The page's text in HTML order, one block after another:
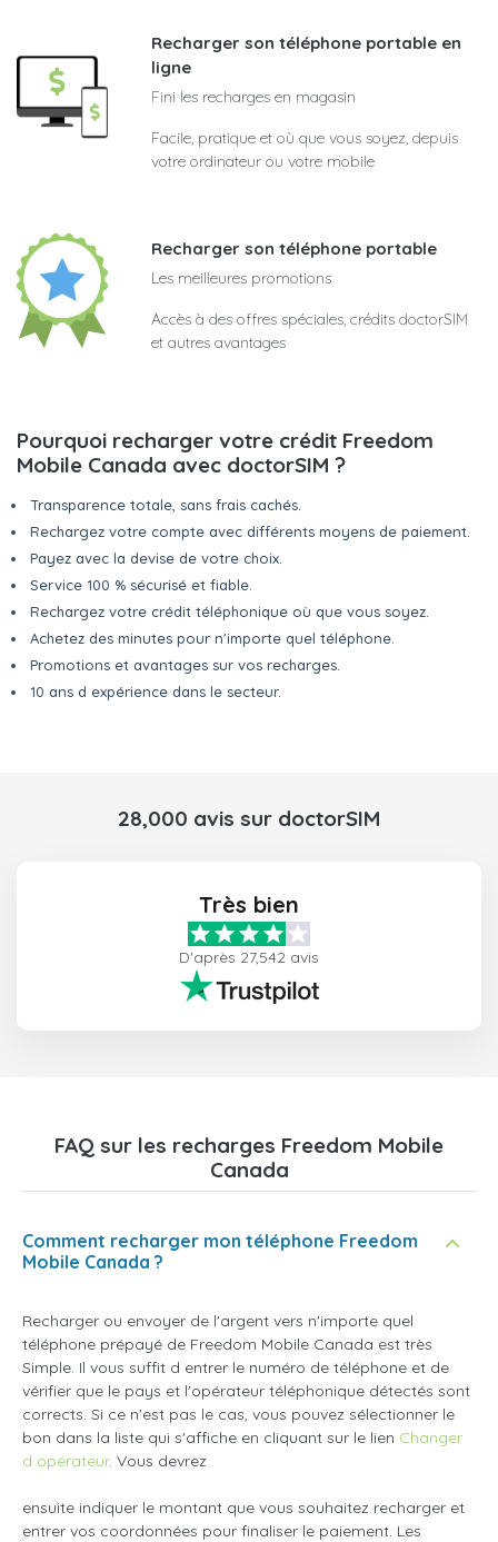
Recharger son téléphone portable en
ligne
Fini les recharges en magasin
Facile, pratique et où que vous soyez, depuis
votre ordinateur ou votre mobile
Recharger son téléphone portable
Les meilleures promotions
Accès à des offres spéciales, crédits doctorSIM
et autres avantages
Pourquoi recharger votre crédit Freedom
Mobile Canada avec doctorSIM ?
Transparence totale, sans frais cachés.
Rechargez votre compte avec différents moyens de paiement.
Payez avec la devise de votre choix.
Service 100 % sécurisé et fiable.
Rechargez votre crédit téléphonique où que vous soyez.
Achetez des minutes pour n'importe quel téléphone.
Promotions et avantages sur vos recharges.
10 ans d expérience dans le secteur.
28,000 avis sur doctorSIM
Très bien
D'après 27,542 avis
FAQ sur les recharges Freedom Mobile
Canada
Comment recharger mon téléphone Freedom
Mobile Canada ?
Recharger ou envoyer de l'argent vers n'importe quel
téléphone prépayé de Freedom Mobile Canada est très
Simple. Il vous suffit d entrer le numéro de téléphone et de
vérifier que le pays et l'opérateur téléphonique détectés sont
corrects. Si ce n'est pas le cas, vous pouvez sélectionner le
bon dans la liste qui s'affiche en cliquant sur le lien Changer
d opérateur. Vous devrez
ensuite indiquer le montant que vous souhaitez recharger et
entrer vos coordonnées pour finaliser le paiement. Les